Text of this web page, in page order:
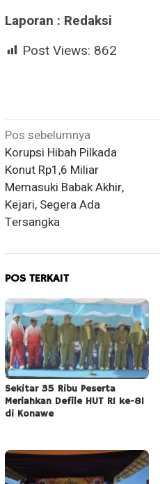
Laporan : Redaksi
Post Views: 862
Navigasi
pos
Pos sebelumnya
Korupsi Hibah Pilkada
Konut Rp1,6 Miliar
Memasuki Babak Akhir,
Kejari, Segera Ada
Tersangka
POS TERKAIT
Sekitar 35 Ribu Peserta
Meriahkan Defile HUT RI ke-81
di Konawe